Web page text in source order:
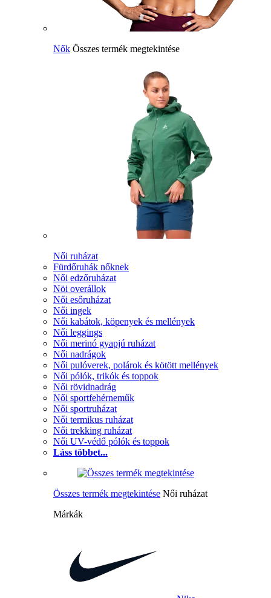
Nők Összes termék megtekintése
Női ruházat
Fürdőruhák nőknek
Női edzőruházat
Nöi overállok
Női esőruházat
Női ingek
Női kabátok, köpenyek és mellények
Női leggings
Női merinó gyapjú ruházat
Női nadrágok
Női pulóverek, polárok és kötött mellények
Női pólók, trikók és toppok
Női rövidnadrág
Női sportfehérneműk
Női sportruházat
Női termikus ruházat
Női trekking ruházat
Női UV-védő pólók és toppok
Láss többet...
Összes termék megtekintése Női ruházat
Márkák